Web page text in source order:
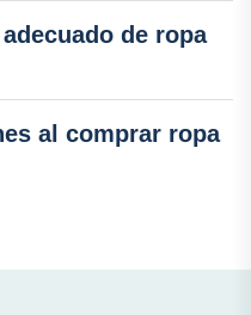
de ropa
al comprar ropa